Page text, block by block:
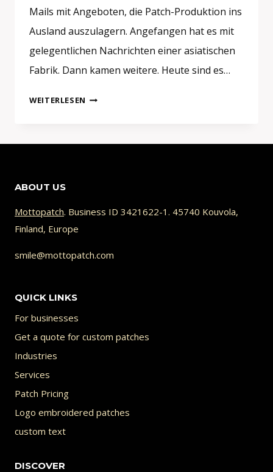
Mails mit Angeboten, die Patch-Produktion ins
Ausland auszulagern. Angefangen hat es mit
gelegentlichen Nachrichten einer asiatischen
Fabrik. Dann kamen weitere. Heute sind es…
WEITERLESEN AUFNÄHER
HÄNDLER?
UNTERSCHIED
ABOUT US
Mottopatch. Business ID 3421622-1. 45740 Kouvola,
Finland, Europe
smile@mottopatch.com
QUICK LINKS
For businesses
Get a quote for custom patches
Industries
Services
Patch Pricing
Logo embroidered patches
custom text
DISCOVER